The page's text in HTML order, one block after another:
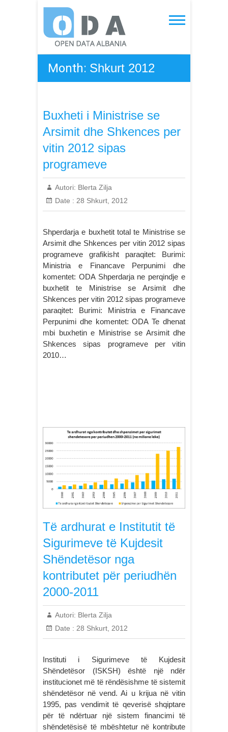
content
Open Data Albania
Month: Shkurt 2012
Buxheti i Ministrise se
Arsimit dhe Shkences per
vitin 2012 sipas
programeve
Autori: Blerta Zilja
Date : 28 Shkurt, 2012
Shperdarja e buxhetit total te Ministrise se
Arsimit dhe Shkences per vitin 2012 sipas
programeve grafikisht paraqitet: Burimi:
Ministria e Financave Perpunimi dhe
komentet: ODA Shperdarja ne perqindje e
buxhetit te Ministrise se Arsimit dhe
Shkences per vitin 2012 sipas programeve
paraqitet: Burimi: Ministria e Financave
Perpunimi dhe komentet: ODA Te dhenat
mbi buxhetin e Ministrise se Arsimit dhe
Shkences sipas programeve per vitin
2010…
Të ardhurat e Institutit të
Sigurimeve të Kujdesit
Shëndetësor nga
kontributet për periudhën
2000-2011
Autori: Blerta Zilja
Date : 28 Shkurt, 2012
Instituti i Sigurimeve të Kujdesit
Shëndetësor (ISKSH) është një ndër
institucionet më të rëndësishme të sistemit
shëndetësor në vend. Ai u krijua në vitin
1995, pas vendimit të qeverisë shqiptare
për të ndërtuar një sistem financimi të
shëndetësisë të mbështetur në kontribute